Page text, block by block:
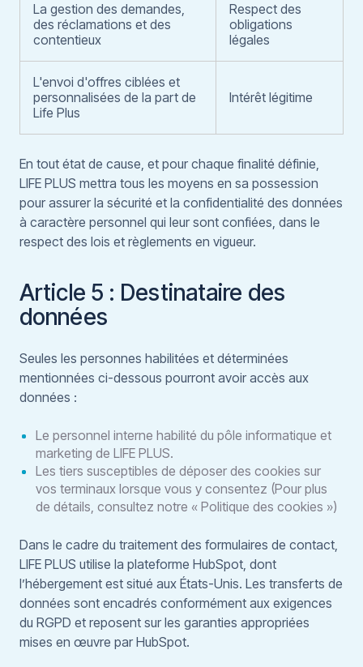
La gestion des demandes,
des réclamations et des
contentieux
Respect des
obligations
légales
L'envoi d'offres ciblées et
personnalisées de la part de
Life Plus
Intérêt légitime
En tout état de cause, et pour chaque finalité définie,
LIFE PLUS mettra tous les moyens en sa possession
pour assurer la sécurité et la confidentialité des données
à caractère personnel qui leur sont confiées, dans le
respect des lois et règlements en vigueur.
Article 5 : Destinataire des
données
Seules les personnes habilitées et déterminées
mentionnées ci-dessous pourront avoir accès aux
données :
Le personnel interne habilité du pôle informatique et
marketing de LIFE PLUS.
Les tiers susceptibles de déposer des cookies sur
vos terminaux lorsque vous y consentez (Pour plus
de détails, consultez notre « Politique des cookies »)
Dans le cadre du traitement des formulaires de contact,
LIFE PLUS utilise la plateforme HubSpot, dont
l’hébergement est situé aux États-Unis. Les transferts de
données sont encadrés conformément aux exigences
du RGPD et reposent sur les garanties appropriées
mises en œuvre par HubSpot.